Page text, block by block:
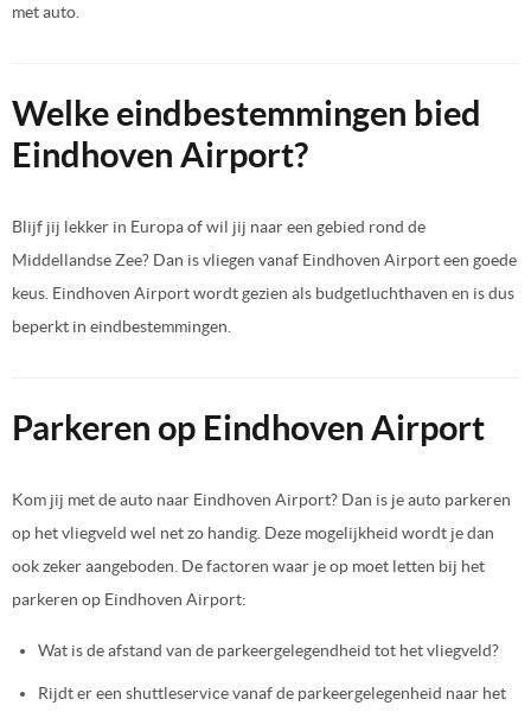
met auto.
Welke eindbestemmingen bied
Eindhoven Airport?
Blijf jij lekker in Europa of wil jij naar een gebied rond de
Middellandse Zee? Dan is vliegen vanaf Eindhoven Airport een goede
keus. Eindhoven Airport wordt gezien als budgetluchthaven en is dus
beperkt in eindbestemmingen.
Parkeren op Eindhoven Airport
Kom jij met de auto naar Eindhoven Airport? Dan is je auto parkeren
op het vliegveld wel net zo handig. Deze mogelijkheid wordt je dan
ook zeker aangeboden. De factoren waar je op moet letten bij het
parkeren op Eindhoven Airport:
Wat is de afstand van de parkeergelegendheid tot het vliegveld?
Rijdt er een shuttleservice vanaf de parkeergelegenheid naar het